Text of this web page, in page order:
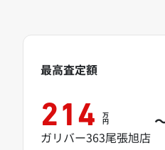
最高査定額
214 万
円
ガリバー363尾張旭店